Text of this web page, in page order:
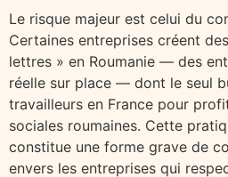
Le risque majeur est celui du
Certaines entreprises créent
lettres » en Roumanie — des
réelle sur place — dont le seul
travailleurs en France pour
sociales roumaines. Cette
constitue une forme grave de
envers les entreprises qui